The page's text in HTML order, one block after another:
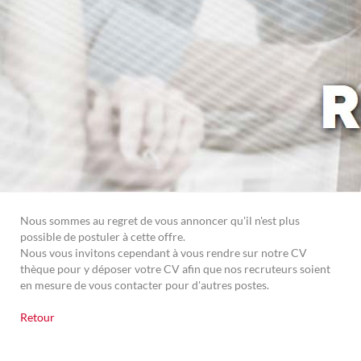
Nous sommes au regret de vous annoncer qu'il n'est plus
possible de postuler à cette offre.
Nous vous invitons cependant à vous rendre sur notre CV
thèque pour y déposer votre CV afin que nos recruteurs soient
en mesure de vous contacter pour d'autres postes.
Retour